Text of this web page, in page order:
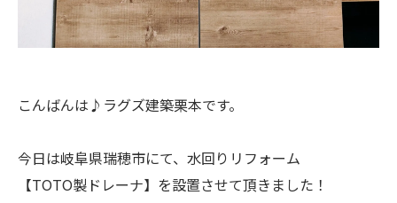
こんばんは♪ラグズ建築栗本です。
今日は岐阜県瑞穂市にて、水回りリフォーム
【TOTO製ドレーナ】を設置させて頂きました！